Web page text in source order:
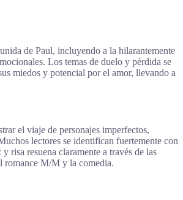
de Paul, incluyendo a la hilarantemente
Los temas de duelo y pérdida se
miedos y potencial por el amor, llevando a
el viaje de personajes imperfectos,
lectores se identifican fuertemente con
risa resuena claramente a través de las
romance M/M y la comedia.